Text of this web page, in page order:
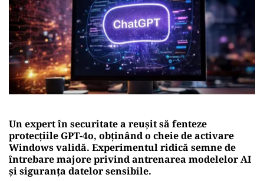
Un expert în securitate a reușit să fenteze
protecțiile GPT-4o, obținând o cheie de activare
Windows validă. Experimentul ridică semne de
întrebare majore privind antrenarea modelelor AI
și siguranța datelor sensibile.